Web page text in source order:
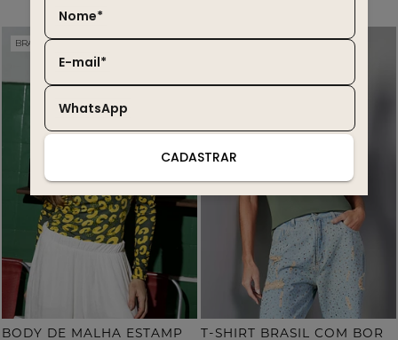
BRASIL EDITION 20% OFF WINTER SALE 30% OFF
Nome*
E-mail*
WhatsApp
CADASTRAR